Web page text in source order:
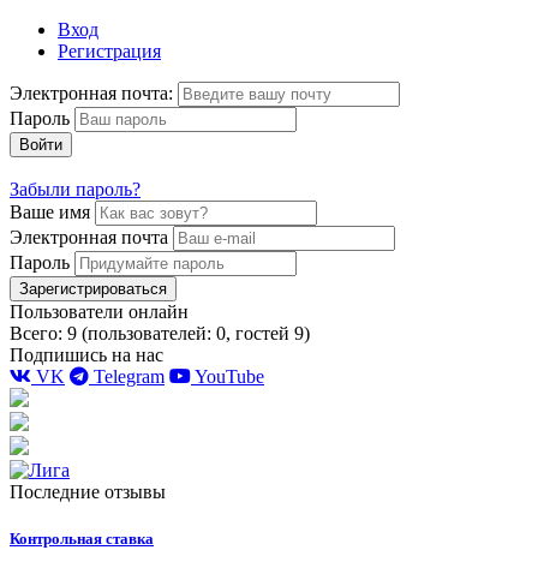
Вход
Регистрация
Электронная почта:
Пароль
Войти
Забыли пароль?
Ваше имя
Электронная почта
Пароль
Зарегистрироваться
Пользователи онлайн
Всего: 9 (пользователей: 0, гостей 9)
Подпишись на нас
VK
Telegram YouTube
Последние отзывы
Контрольная ставка